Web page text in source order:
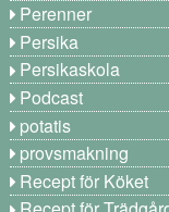
Perenner
Persika
Persikaskola
Podcast
potatis
provsmakning
Recept för Köket